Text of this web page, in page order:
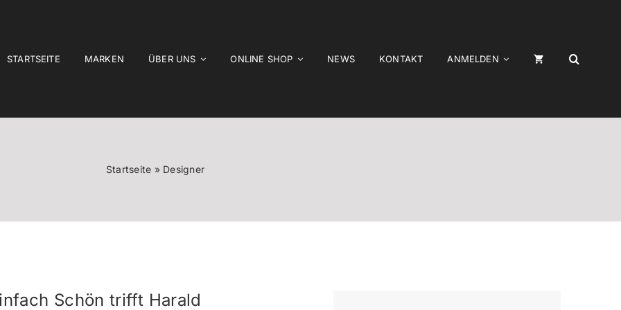
STARTSEITE MARKEN ÜBER UNS ONLINE SHOP NEWS KONTAKT ANMELDEN
Startseite » Designer
Schön trifft Harald